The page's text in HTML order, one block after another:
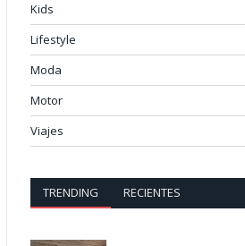
Kids
Lifestyle
Moda
Motor
Viajes
TRENDING RECIENTES